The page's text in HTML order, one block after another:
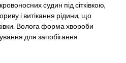
судин під сітківкою,
і витікання рідини, що
Волога форма хвороби
для запобігання